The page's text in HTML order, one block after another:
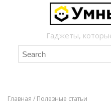
Гаджеты,
Главная / Полезные статьи